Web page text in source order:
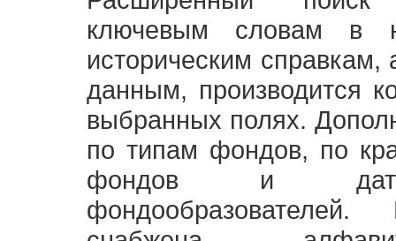
ключевым словам в
историческим
данным, производится
выбранных полях.
по типам фондов, по
фондов и